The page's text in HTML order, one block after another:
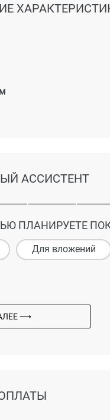
АССИСТЕНТ
ПЛАНИРУЕТЕ
Для вложений
⟶